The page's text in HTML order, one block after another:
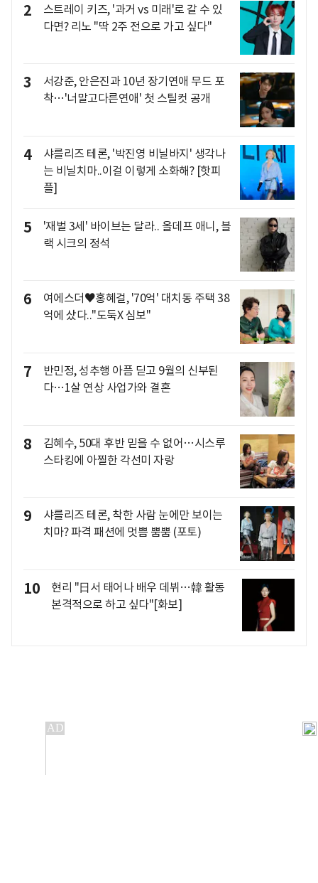
2
스트레이 키즈, '과거 vs 미래'로 갈 수 있
다면? 리노 "딱 2주 전으로 가고 싶다"
3
서강준, 안은진과 10년 장기연애 무드 포
착…'너말고다른연애' 첫 스틸컷 공개
4
샤를리즈 테론, '박진영 비닐바지' 생각나
는 비닐치마..이걸 이렇게 소화해? [핫피
플]
5
'재벌 3세' 바이브는 달라.. 올데프 애니, 블
랙 시크의 정석
6
여에스더♥홍혜걸, '70억' 대치동 주택 38
억에 샀다.."도둑X 심보"
7
반민정, 성추행 아픔 딛고 9월의 신부된
다…1살 연상 사업가와 결혼
8
김혜수, 50대 후반 믿을 수 없어…시스루
스타킹에 아찔한 각선미 자랑
9
샤를리즈 테론, 착한 사람 눈에만 보이는
치마? 파격 패션에 멋쁨 뿜뿜 (포토)
10
현리 "日서 태어나 배우 데뷔…韓 활동
본격적으로 하고 싶다"[화보]